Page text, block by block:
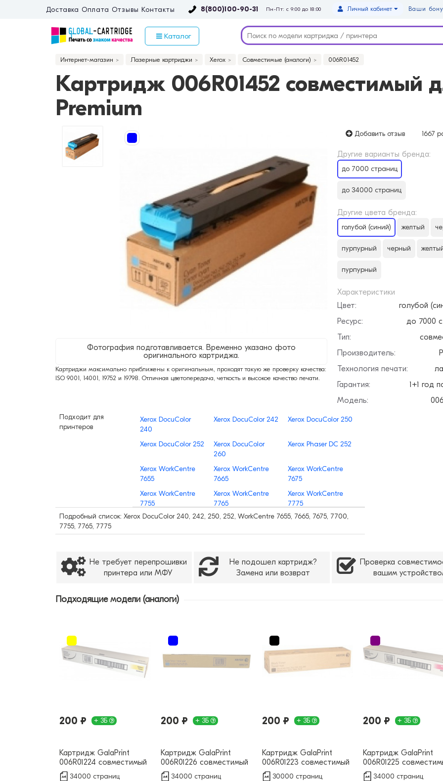
Доставка Оплата Отзывы Контакты 8(800)100-90-31 Пн-Пт: с 9:00 до 18:00 Ваши
Личный кабинет
Каталог
Интернет-магазин Лазерные картриджи Xerox Совместимые (аналоги) 006R01452
Картридж 006R01452 совместимый
Premium
Добавить отзыв 1667
Фотография подготавливается. Временно указано фото
оригинального картриджа.
Картриджи максимально приближены к оригинальным, проходят такую же проверку качества:
ISO 9001, 14001, 19752 и 19798. Отличная цветопередача, четкость и высокое качество печати.
Другие варианты бренда:
до 7000 страниц
до 34000 страниц
Другие цвета бренда:
голубой (синий) желтый
пурпурный черный
пурпурный
Характеристики
Цвет:
голубой
Ресурс:
до 7000
Тип:
Производитель:
Технология печати:
Гарантия:
1+1 год
Модель:
Подходит для
принтеров
Xerox DocuColor
240
Xerox DocuColor 242 Xerox DocuColor 250
Xerox DocuColor 252
Xerox DocuColor
260
Xerox Phaser DC 252
Xerox WorkCentre
7655
Xerox WorkCentre
7665
Xerox WorkCentre
7675
Xerox WorkCentre
7755
Xerox WorkCentre
7765
Xerox WorkCentre
7775
Подробный список: Xerox DocuColor 240, 242, 250, 252, WorkCentre 7655, 7665, 7675, 7700,
7755, 7765, 7775
Не требует перепрошивки
принтера или МФУ
Не подошел картридж?
Замена или возврат
Проверка
вашим
Подходящие модели (аналоги)
200 ₽ + 3Б
Картридж GalaPrint
006R01224 совместимый
34000 страниц
200 ₽ + 3Б
Картридж GalaPrint
006R01226 совместимый
34000 страниц
200 ₽ + 3Б
Картридж GalaPrint
006R01223 совместимый
30000 страниц
200 ₽ + 3Б
Картридж GalaPrint
006R01225
34000 страниц